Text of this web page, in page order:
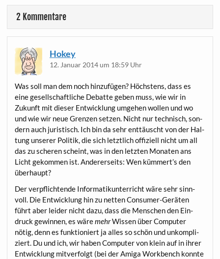
2 Kommentare
Hokey
12. Januar 2014 um 18:59 Uhr
Was soll man dem noch hin­zu­fü­gen? Höchs­tens, dass es
eine gesell­schaft­li­che Debat­te geben muss, wie wir in
Zukunft mit die­ser Ent­wick­lung umge­hen wol­len und wo
und wie wir neue Gren­zen set­zen. Nicht nur tech­nisch, son­
dern auch juris­tisch. Ich bin da sehr ent­täuscht von der Hal­
tung unse­rer Poli­tik, die sich letzt­lich offi­zi­ell nicht um all
das zu sche­ren scheint, was in den letz­ten Mona­ten ans
Licht gekom­men ist. Ande­rer­seits: Wen kümmert’s den
überhaupt?
Der ver­pflich­ten­de Infor­ma­tik­un­ter­richt wäre sehr sinn­
voll. Die Ent­wick­lung hin zu net­ten Con­su­mer-Gerä­ten
führt aber lei­der nicht dazu, dass die Men­schen den Ein­
druck gewin­nen, es wäremehrWis­sen über Com­pu­ter
nötig, denn es funk­tio­niert ja alles so schön und unkom­pli­
ziert. Du und ich, wir haben Com­pu­ter von klein auf in ihrer
Ent­wick­lung mit­ver­folgt (bei der Ami­ga Work­bench konn­te